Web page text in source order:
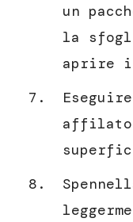
un
la
aprire